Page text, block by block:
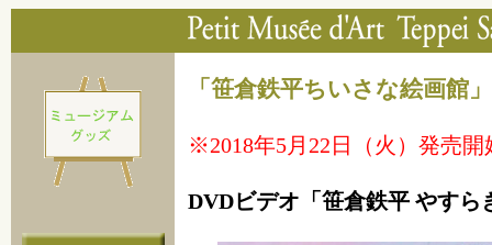
「笹倉鉄平ちいさな絵画館
※2018年5月22日（火）発売開
DVDビデオ「笹倉鉄平 やすら